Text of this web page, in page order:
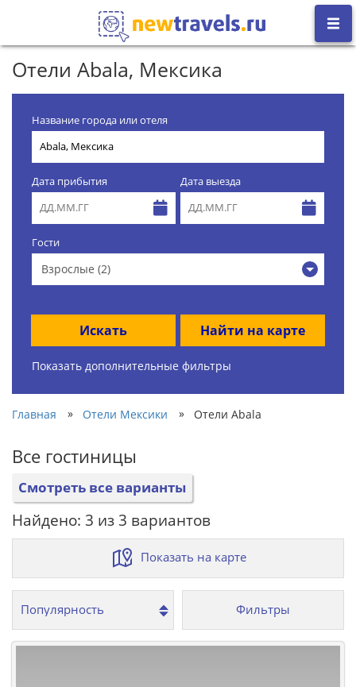
Отели Abala, Мексика
Название города или отеля
Дата прибытия Дата выезда
Гости
Взрослые (2)
Искать Найти на карте
Показать дополнительные фильтры
Главная » Отели Мексики » Отели Abala
Все гостиницы
Смотреть все варианты
Найдено: 3 из 3 вариантов
Показать на карте
Фильтры